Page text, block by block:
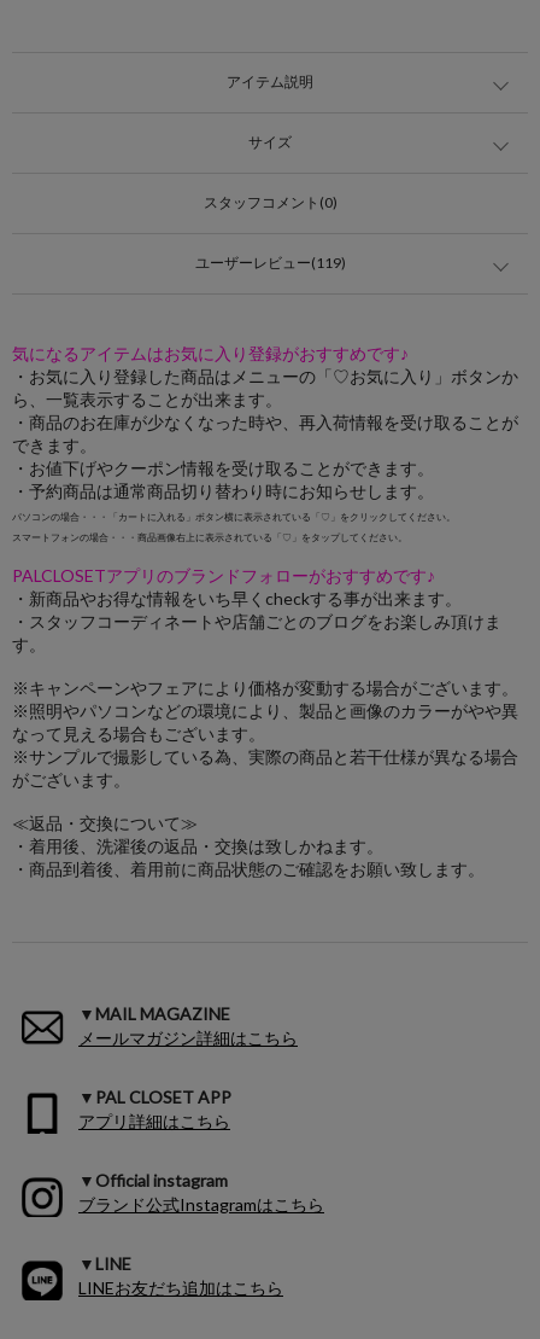
アイテム説明
サイズ
スタッフコメント(0)
ユーザーレビュー(119)
気になるアイテムはお気に入り登録がおすすめです♪
・お気に入り登録した商品はメニューの「♡お気に入り」ボタンか
ら、一覧表示することが出来ます。
・商品のお在庫が少なくなった時や、再入荷情報を受け取ることが
できます。
・お値下げやクーポン情報を受け取ることができます。
・予約商品は通常商品切り替わり時にお知らせします。
パソコンの場合・・・「カートに入れる」ボタン横に表示されている「♡」をクリックしてください。
スマートフォンの場合・・・商品画像右上に表示されている「♡」をタップしてください。
PALCLOSETアプリのブランドフォローがおすすめです♪
・新商品やお得な情報をいち早くcheckする事が出来ます。
・スタッフコーディネートや店舗ごとのブログをお楽しみ頂けま
す。
※キャンペーンやフェアにより価格が変動する場合がございます。
※照明やパソコンなどの環境により、製品と画像のカラーがやや異
なって見える場合もございます。
※サンプルで撮影している為、実際の商品と若干仕様が異なる場合
がございます。
≪返品・交換について≫
・着用後、洗濯後の返品・交換は致しかねます。
・商品到着後、着用前に商品状態のご確認をお願い致します。
▼MAIL MAGAZINE
メールマガジン詳細はこちら
▼PAL CLOSET APP
アプリ詳細はこちら
▼Official instagram
ブランド公式Instagramはこちら
▼LINE
LINEお友だち追加はこちら